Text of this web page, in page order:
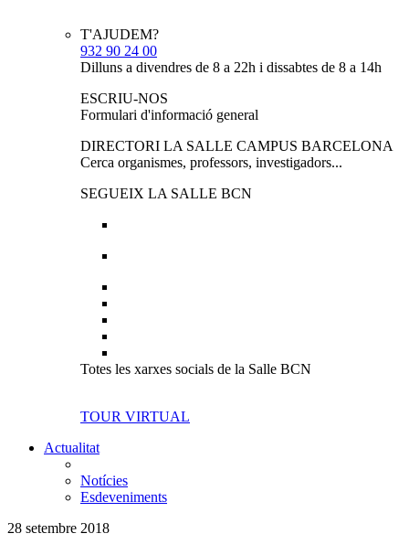
T'AJUDEM?
932 90 24 00
Dilluns a divendres de 8 a 22h i dissabtes de 8 a 14h
ESCRIU-NOS
Formulari d'informació general
DIRECTORI LA SALLE CAMPUS BARCELONA
Cerca organismes, professors, investigadors...
SEGUEIX LA SALLE BCN
Totes les xarxes socials de la Salle BCN
TOUR VIRTUAL
Actualitat
Notícies
Esdeveniments
28 setembre 2018